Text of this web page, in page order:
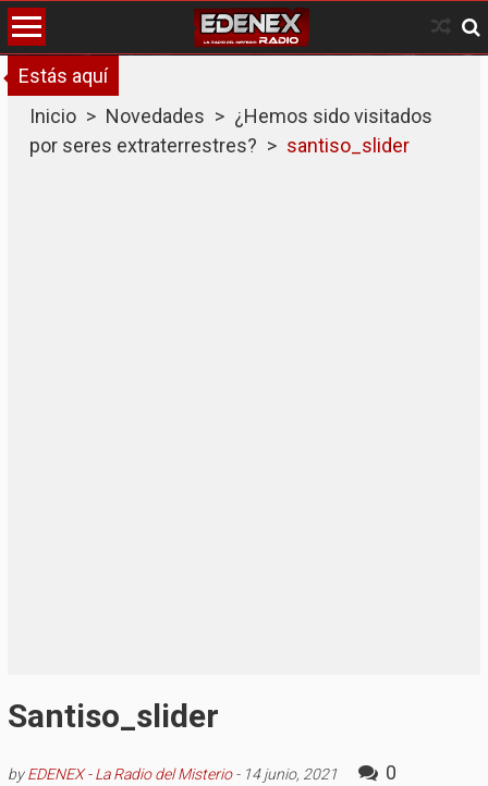
Skip
to
content
Estás aquí
Inicio > Novedades > ¿Hemos sido visitados
por seres extraterrestres? > santiso_slider
Santiso_slider
byEDENEX - La Radio del Misterio- 14 junio, 2021 0